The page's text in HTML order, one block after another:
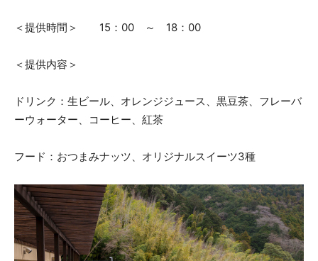
＜提供時間＞ 15：00 ～ 18：00
＜提供内容＞
ドリンク：生ビール、オレンジジュース、黒豆茶、フレーバ
ーウォーター、コーヒー、紅茶
フード：おつまみナッツ、オリジナルスイーツ3種